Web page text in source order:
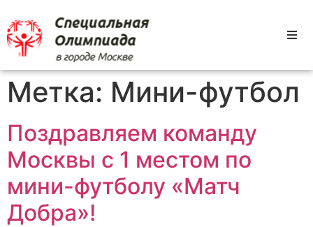
Метка: Мини-футбол
Поздравляем команду
Москвы с 1 местом по
мини-футболу «Матч
Добра»!